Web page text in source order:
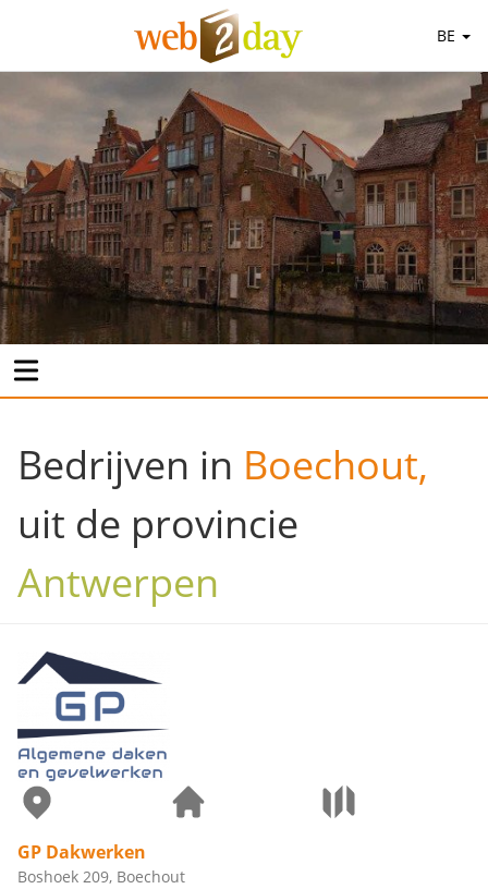
BE
Bedrijven in Boechout,
uit de provincie
Antwerpen
GP Dakwerken
Boshoek 209, Boechout